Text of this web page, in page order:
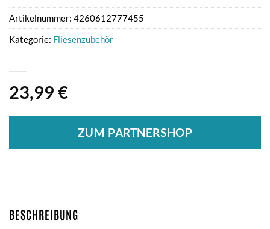
23,99 €
ZUM PARTNERSHOP
Artikelnummer: 4260612777455
Kategorie: Fliesenzubehör
BESCHREIBUNG